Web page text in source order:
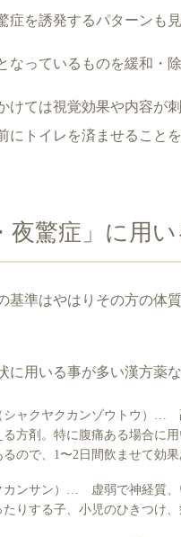
症を誘発するパターンも
なっているものを緩和・
けては視覚効果や内容が
にトイレを済ませること
夜驚症」に用
基準はやはりその方の体
に用いる事が多い漢方薬
シャクヤクカンゾウトウ）…
方剤。特に腹痛ある場合に
ので、1〜2日間飲ませて効
カンサン）… 虚弱で神経質、
りする子、小児のひきつけ、